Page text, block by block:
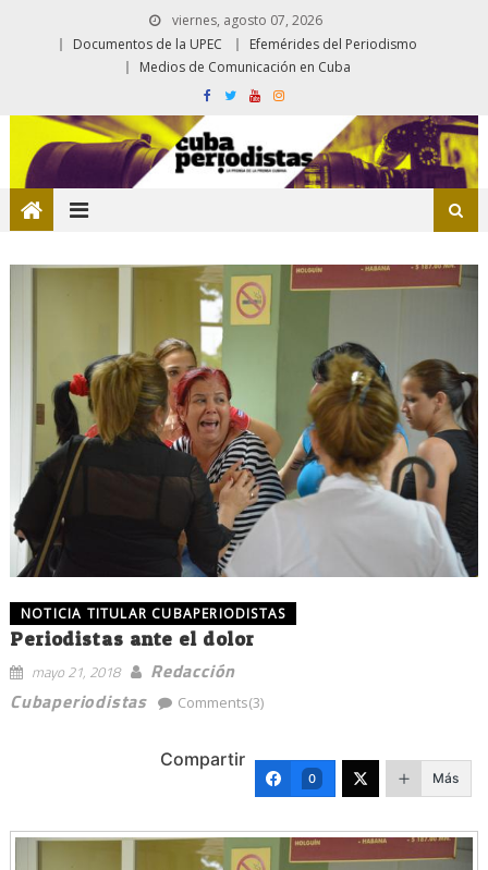
viernes, agosto 07, 2026
Documentos de la UPEC
Efemérides del Periodismo
Medios de Comunicación en Cuba
NOTICIA TITULAR CUBAPERIODISTAS
Periodistas ante el dolor
mayo 21, 2018
Redacción
Cubaperiodistas
Comments(3)
Compartir
0 Más